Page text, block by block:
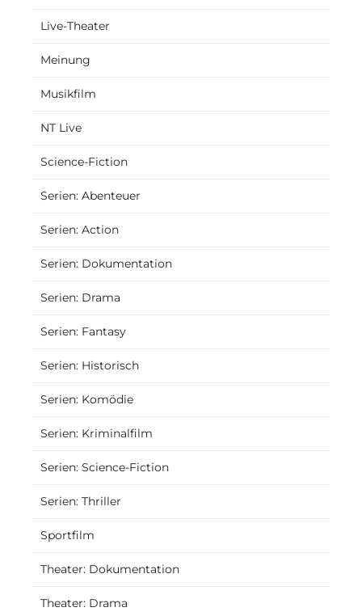
Live-Theater
Meinung
Musikfilm
NT Live
Science-Fiction
Serien: Abenteuer
Serien: Action
Serien: Dokumentation
Serien: Drama
Serien: Fantasy
Serien: Historisch
Serien: Komödie
Serien: Kriminalfilm
Serien: Science-Fiction
Serien: Thriller
Sportfilm
Theater: Dokumentation
Theater: Drama